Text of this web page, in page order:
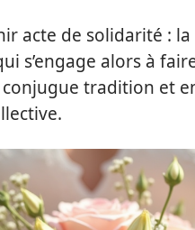
acte de solidarité :
s’engage alors à
tradition et